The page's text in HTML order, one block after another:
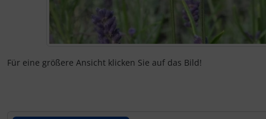
Für eine größere Ansicht klicken Sie auf das Bild!